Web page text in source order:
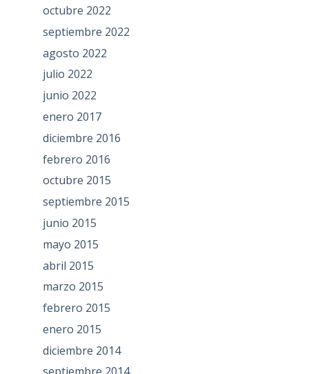
octubre 2022
septiembre 2022
agosto 2022
julio 2022
junio 2022
enero 2017
diciembre 2016
febrero 2016
octubre 2015
septiembre 2015
junio 2015
mayo 2015
abril 2015
marzo 2015
febrero 2015
enero 2015
diciembre 2014